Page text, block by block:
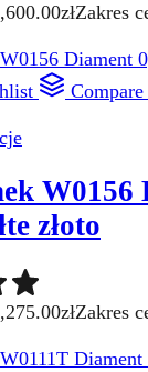
złZakres
Compare
W0156
złoto
złZakres